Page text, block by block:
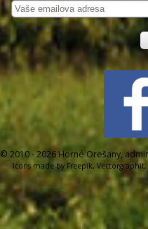
© 2010 - 2026 Horné Orešany,
Icons made by Freepik, Vectorgraphit,